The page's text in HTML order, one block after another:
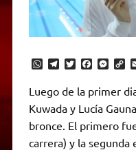
W
t
s
p
p
T
e
g
a
m
T
i
t
t
e
r
F
e
b
o
o
k
M
s
e
g
e
C
p
y
L
i
n
k
Luego de la primer
Kuwada y Lucía
bronce. El primero
carrera) y la segunda